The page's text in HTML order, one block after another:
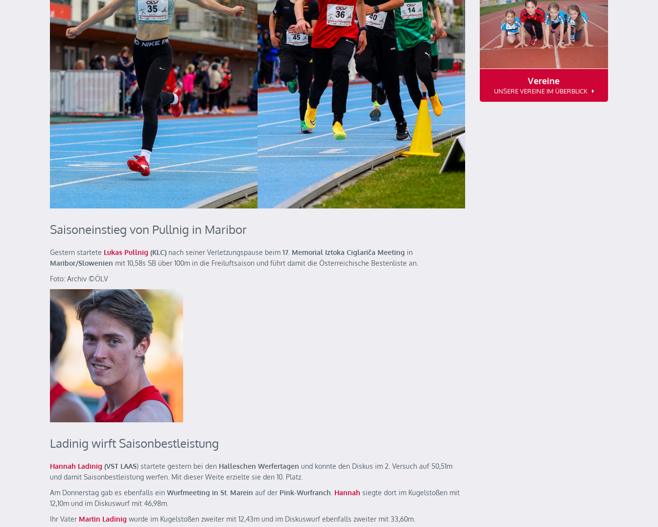
Saisoneinstieg von Pullnig in Maribor
Gestern startete Lukas Pullnig (KLC) nach seiner Verletzungspause beim 17. Memorial Iztoka Ciglariča Meeting in
Maribor/Slowenien mit 10,58s SB über 100m in die Freiluftsaison und führt damit die Österreichische Bestenliste an.
Foto: Archiv ©️ÖLV
Ladinig wirft Saisonbestleistung
Hannah Ladinig (VST LAAS) startete gestern bei den Halleschen Werfertagen und konnte den Diskus im 2. Versuch auf 50,51m
und damit Saisonbestleistung werfen. Mit dieser Weite erzielte sie den 10. Platz.
Am Donnerstag gab es ebenfalls ein Wurfmeeting in St. Marein auf der Pink-Wurfranch Hannah siegte dort im Kugelstoßen mit
12,10m und im Diskuswurf mit 46,98m.
Ihr Vater Martin Ladinig wurde im Kugelstoßen zweiter mit 12,43m und im Diskuswurf ebenfalls zweiter mit 33,60m.
Vereine
UNSERE VEREINE IM ÜBERBLICK